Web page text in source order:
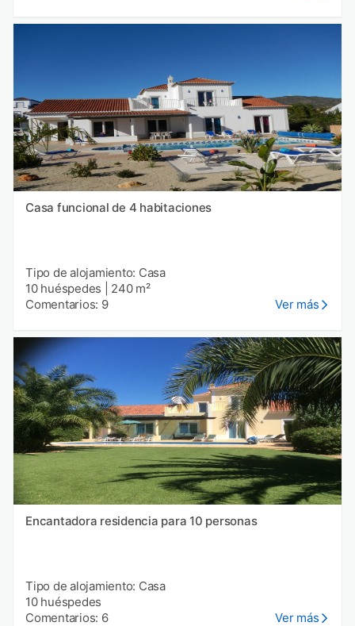
Casa funcional de 4 habitaciones
Tipo de alojamiento: Casa
10 huéspedes
240 m²
Comentarios: 9
Ver más
Encantadora residencia para 10 personas
Tipo de alojamiento: Casa
10 huéspedes
Comentarios: 6
Ver más